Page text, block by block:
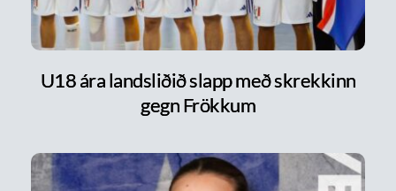
U18 ára landsliðið slapp með skrekkinn
gegn Frökkum